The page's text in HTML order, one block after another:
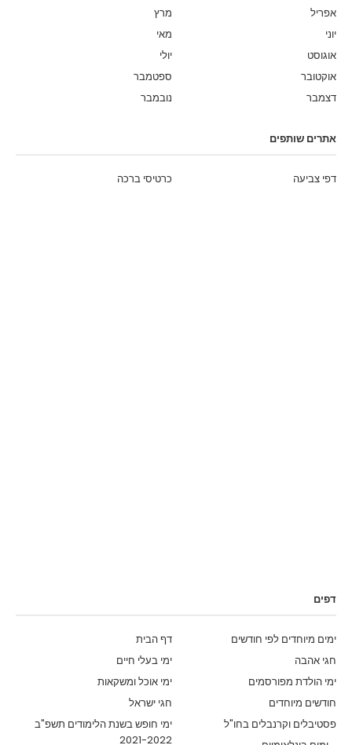
מרץ
אפריל
מאי
יוני
יולי
אוגוסט
ספטמבר
אוקטובר
נובמבר
דצמבר
אתרים שותפים
כרטיסי ברכה דפי צביעה
דפים
דף הבית
ימים מיוחדים לפי חודשים
ימי בעלי חיים
חגי אהבה
ימי אוכל ומשקאות
ימי הולדת מפורסמים
חגי ישראל
חודשים מיוחדים
ימי חופש בשנת הלימודים תשפ"ב
2021-2022
פסטיבלים וקרנבלים בחו"ל